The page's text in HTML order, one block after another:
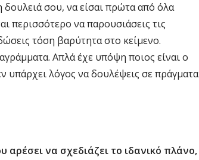
δουλειά σου, να είσαι πρώτα από όλα
περισσότερο να παρουσιάσεις τις
τόση βαρύτητα στο κείμενο.
Απλά έχε υπόψη ποιος είναι ο
υπάρχει λόγος να δουλέψεις σε πράγματα
αρέσει να σχεδιάζει το ιδανικό πλάνο,